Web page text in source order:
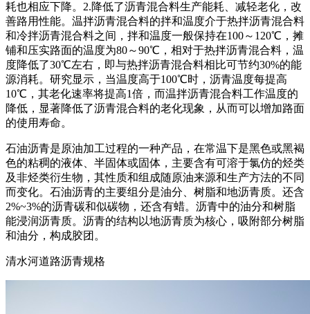
耗也相应下降。2.降低了沥青混合料生产能耗、减轻老化，改
善路用性能。温拌沥青混合料的拌和温度介于热拌沥青混合料
和冷拌沥青混合料之间，拌和温度一般保持在100～120℃，摊
铺和压实路面的温度为80～90℃，相对于热拌沥青混合料，温
度降低了30℃左右，即与热拌沥青混合料相比可节约30%的能
源消耗。研究显示，当温度高于100℃时，沥青温度每提高
10℃，其老化速率将提高1倍，而温拌沥青混合料工作温度的
降低，显著降低了沥青混合料的老化现象，从而可以增加路面
的使用寿命。
石油沥青是原油加工过程的一种产品，在常温下是黑色或黑褐
色的粘稠的液体、半固体或固体，主要含有可溶于氯仿的烃类
及非烃类衍生物，其性质和组成随原油来源和生产方法的不同
而变化。石油沥青的主要组分是油分、树脂和地沥青质。还含
2%~3%的沥青碳和似碳物，还含有蜡。沥青中的油分和树脂
能浸润沥青质。沥青的结构以地沥青质为核心，吸附部分树脂
和油分，构成胶团。
清水河道路沥青规格